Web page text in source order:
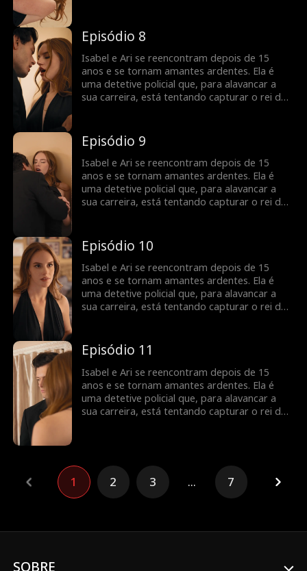
ficando mais séria, será que Isabel vai
perceber que o seu amante é o criminoso que
ela anda perseguindo?
Episódio 8
Isabel e Ari se reencontram depois de 15
anos e se tornam amantes ardentes. Ela é
uma detetive policial que, para alavancar a
sua carreira, está tentando capturar o rei dos
ficando mais séria, será que Isabel vai
perceber que o seu amante é o criminoso que
ela anda perseguindo?
Episódio 9
Isabel e Ari se reencontram depois de 15
anos e se tornam amantes ardentes. Ela é
uma detetive policial que, para alavancar a
sua carreira, está tentando capturar o rei dos
ficando mais séria, será que Isabel vai
perceber que o seu amante é o criminoso que
ela anda perseguindo?
Episódio 10
Isabel e Ari se reencontram depois de 15
anos e se tornam amantes ardentes. Ela é
uma detetive policial que, para alavancar a
sua carreira, está tentando capturar o rei dos
ficando mais séria, será que Isabel vai
perceber que o seu amante é o criminoso que
ela anda perseguindo?
Episódio 11
Isabel e Ari se reencontram depois de 15
anos e se tornam amantes ardentes. Ela é
uma detetive policial que, para alavancar a
sua carreira, está tentando capturar o rei dos
perceber que o seu amante é o criminoso que
ela anda perseguindo?
1 2 3 ... 7
SOBRE